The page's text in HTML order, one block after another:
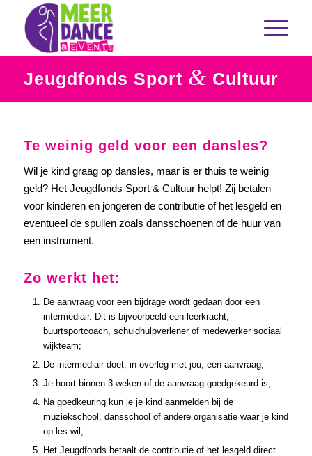
Jeugdfonds Sport & Cultuur
Te weinig geld voor een dansles?
Wil je kind graag op dansles, maar is er thuis te weinig
geld? Het Jeugdfonds Sport & Cultuur helpt! Zij betalen
voor kinderen en jongeren de contributie of het lesgeld en
eventueel de spullen zoals dansschoenen of de huur van
een instrument.
Zo werkt het:
De aanvraag voor een bijdrage wordt gedaan door een
intermediair. Dit is bijvoorbeeld een leerkracht,
buurtsportcoach, schuldhulpverlener of medewerker sociaal
wijkteam;
De intermediair doet, in overleg met jou, een aanvraag;
Je hoort binnen 3 weken of de aanvraag goedgekeurd is;
Na goedkeuring kun je je kind aanmelden bij de
muziekschool, dansschool of andere organisatie waar je kind
op les wil;
Het Jeugdfonds betaalt de contributie of het lesgeld direct